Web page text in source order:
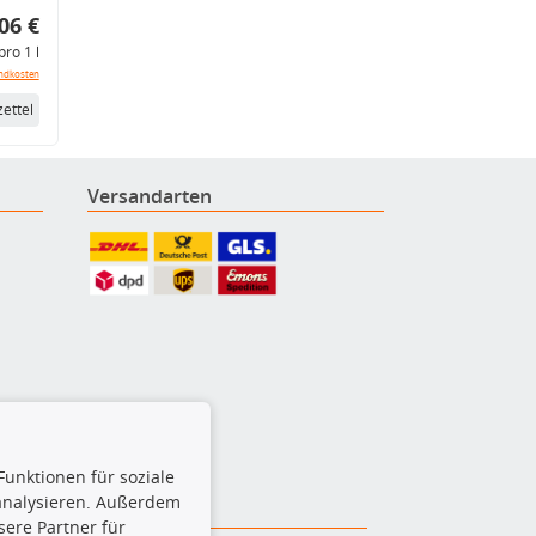
€
1 l
Versandarten
für soziale
Außerdem
Partner für